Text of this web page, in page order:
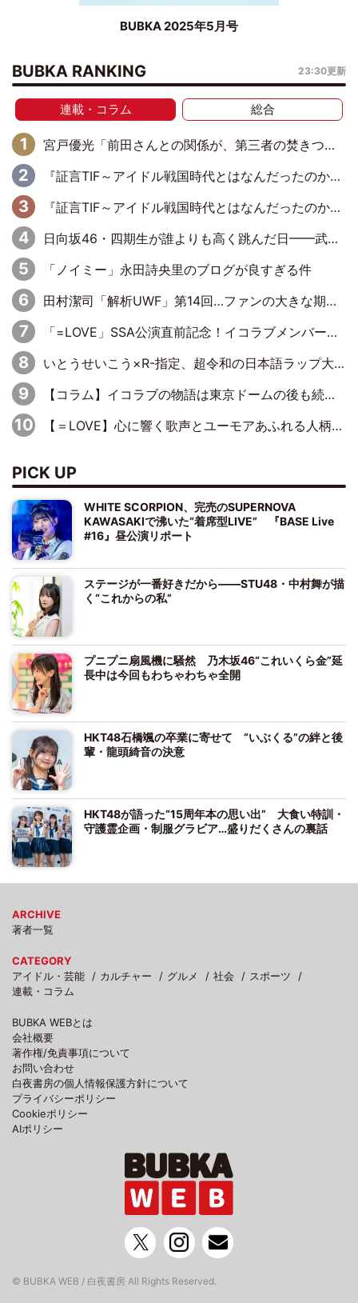
BUBKA 2025年5月号
BUBKA RANKING 23:30更新
連載・コラム 総合
宮戸優光「前田さんとの関係が、第三者の焚きつけのようなかたちで壊されてしまったのは、悲しいことですよ」【UWF】
『証言TIF～アイドル戦国時代とはなんだったのか～』第11回：私立恵比寿中学・真山りか×安本彩花「TIFで10年ぶりのキョンシーメイクをしたら、場を完全に引かせてしまって。時代が変わったんだなって」
『証言TIF～アイドル戦国時代とはなんだったのか～』第10回：さくら学院・武藤彩未×飯田らうら「正直、中3で辞めるというのを信じてなくて。そう言われてはいたけど、嘘でしょって」
日向坂46・四期生が誰よりも高く跳んだ日━━武道館3Daysで見せつけた実力と一体感、そしてハッピーオーラ！
「ノイミー」永田詩央里のブログが良すぎる件
田村潔司「解析UWF」第14回…ファンの大きな期待と現実の厳しい闘い
「=LOVE」SSA公演直前記念！イコラブメンバー全員が語る1万字ドキュメント一部公開
いとうせいこう×R-指定、超令和の日本語ラップ大革命
【コラム】イコラブの物語は東京ドームの後も続くのか
【＝LOVE】心に響く歌声とユーモアあふれる人柄でファンに笑顔と元気を届けてくれる諸橋沙夏さんの魅力～Your Voice Is For Us～
PICK UP
WHITE SCORPION、完売のSUPERNOVA
KAWASAKIで沸いた“着席型LIVE” 『BASE Live
#16』昼公演リポート
ステージが一番好きだから――STU48・中村舞が描
く“これからの私”
プニプニ扇風機に騒然 乃木坂46“これいくら金”延
長中は今回もわちゃわちゃ全開
HKT48石橋颯の卒業に寄せて “いぶくる”の絆と後
輩・龍頭綺音の決意
HKT48が語った“15周年本の思い出” 大食い特訓・
守護霊企画・制服グラビア…盛りだくさんの裏話
ARCHIVE
著者一覧
CATEGORY
アイドル・芸能
カルチャー グルメ 社会
スポーツ
連載・コラム
BUBKA WEBとは
会社概要
著作権/免責事項について
お問い合わせ
白夜書房の個人情報保護方針について
プライバシーポリシー
Cookieポリシー
AIポリシー
© BUBKA WEB / 白夜書房 All Rights Reserved.